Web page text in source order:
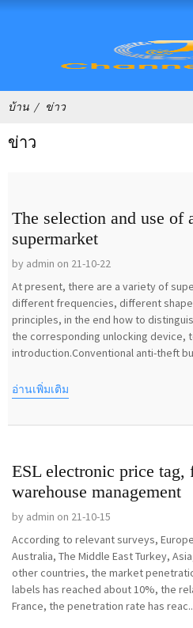
บ้าน ข่าว
ข่าว
The selection and use of
supermarket
by admin on 21-10-22
At present, there are a variety of
different frequencies, different
principles, in the end how to
the corresponding unlocking device,
introduction.Conventional anti-theft
อ่านเพิ่มเติม
ESL electronic price tag,
warehouse management
by admin on 21-10-15
According to relevant surveys,
Australia, The Middle East Turkey,
other countries, the market
labels has reached about 10%, the
France, the penetration rate has